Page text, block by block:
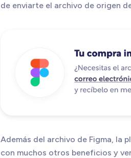
de enviarte el archivo de origen
Además del archivo de Figma, la
con muchos otros beneficios y